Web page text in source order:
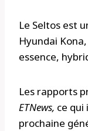
Le Seltos est
Hyundai
essence,
Les rapports
ETNews, ce qui
prochaine